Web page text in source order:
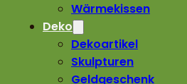
Wärmekissen
Deko
Dekoartikel
Skulpturen
Geldgeschenk